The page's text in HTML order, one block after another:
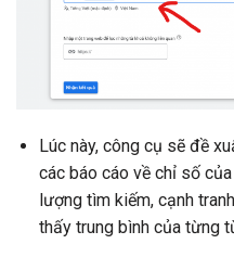
Lúc này, công cụ sẽ đề
các báo cáo về chỉ số
lượng tìm kiếm, cạnh
thấy trung bình của từng